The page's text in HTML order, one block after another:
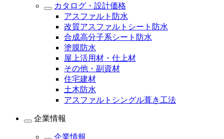
カタログ・設計価格
アスファルト防水
改質アスファルトシート防水
合成高分子系シート防水
塗膜防水
屋上活用材・仕上材
その他・副資材
住宅建材
土木防水
アスファルトシングル葺き工法
企業情報
企業情報